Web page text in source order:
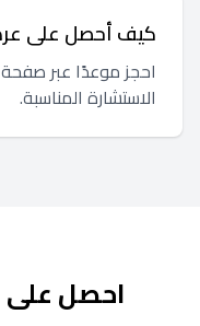
كيف أحصل على
احجز موعدًا عبر صفحة
الاستشارة المناسبة.
احصل